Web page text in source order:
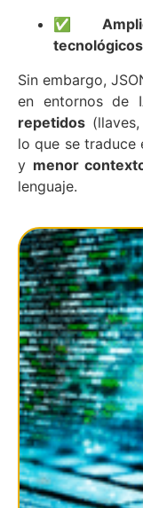
✅
Sin embargo,
en entornos de
repetidos
lo que se traduce
y menor
lenguaje.